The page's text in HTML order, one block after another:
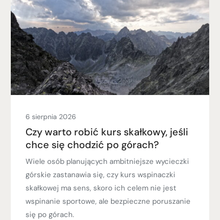
6 sierpnia 2026
Czy warto robić kurs skałkowy, jeśli
chce się chodzić po górach?
Wiele osób planujących ambitniejsze wycieczki
górskie zastanawia się, czy kurs wspinaczki
skałkowej ma sens, skoro ich celem nie jest
wspinanie sportowe, ale bezpieczne poruszanie
się po górach.